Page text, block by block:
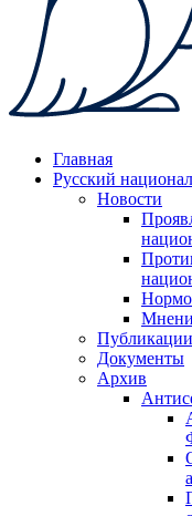
Главная
Русский
Новости
Публикации
Документы
Архив